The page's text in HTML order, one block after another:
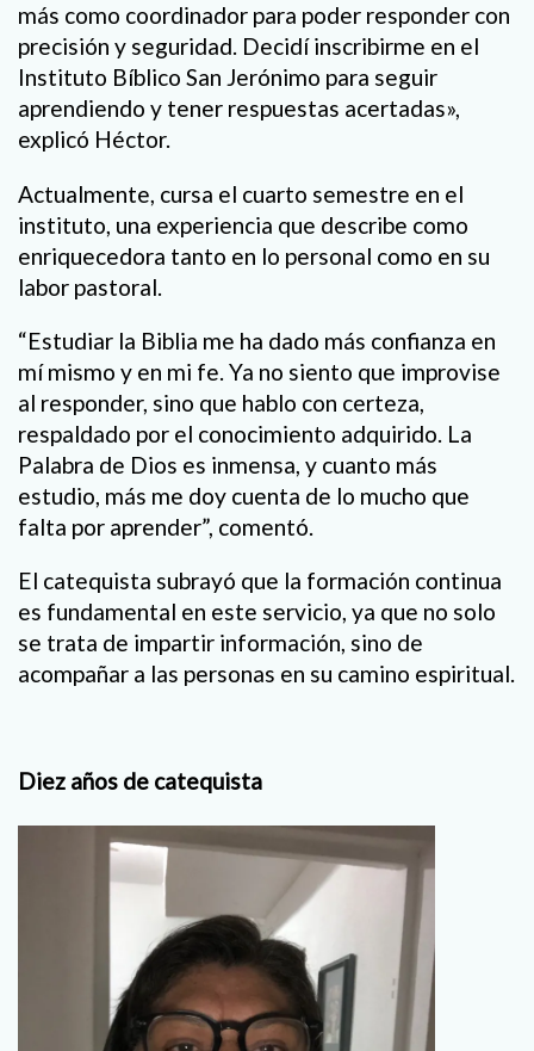
más como coordinador para poder responder con
precisión y seguridad. Decidí inscribirme en el
Instituto Bíblico San Jerónimo para seguir
aprendiendo y tener respuestas acertadas»,
explicó Héctor.
Actualmente, cursa el cuarto semestre en el
instituto, una experiencia que describe como
enriquecedora tanto en lo personal como en su
labor pastoral.
“Estudiar la Biblia me ha dado más confianza en
mí mismo y en mi fe. Ya no siento que improvise
al responder, sino que hablo con certeza,
respaldado por el conocimiento adquirido. La
Palabra de Dios es inmensa, y cuanto más
estudio, más me doy cuenta de lo mucho que
falta por aprender”, comentó.
El catequista subrayó que la formación continua
es fundamental en este servicio, ya que no solo
se trata de impartir información, sino de
acompañar a las personas en su camino espiritual.
Diez años de catequista